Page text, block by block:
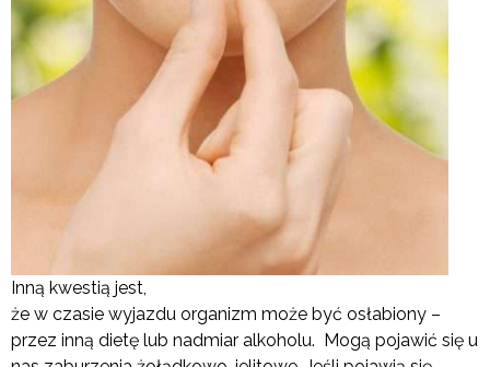
Inną kwestią jest,
że w czasie wyjazdu organizm może być osłabiony –
przez inną dietę lub nadmiar alkoholu. Mogą pojawić się u